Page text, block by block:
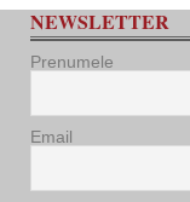
NEWSLETTER
Prenumele
Email